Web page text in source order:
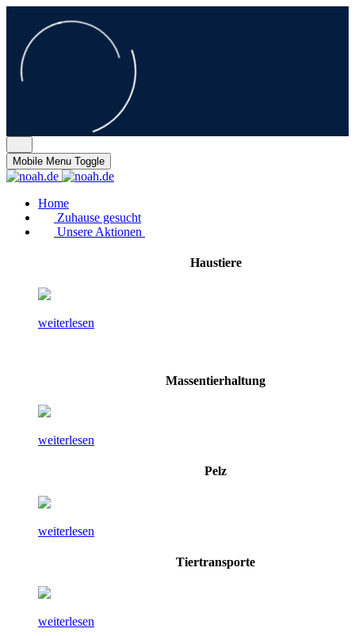
Mobile Menu Toggle
Home
Zuhause gesucht
Unsere Aktionen
Haustiere
weiterlesen
Massentierhaltung
weiterlesen
Pelz
weiterlesen
Tiertransporte
weiterlesen